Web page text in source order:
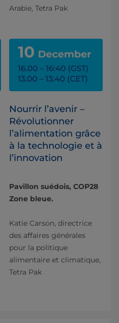
Arabie, Tetra Pak
Nourrir l’avenir –
Révolutionner
l’alimentation grâce
à la technologie et à
l’innovation
Pavillon suédois, COP28
Zone bleue.
Katie Carson, directrice
des affaires générales
pour la politique
alimentaire et climatique,
Tetra Pak